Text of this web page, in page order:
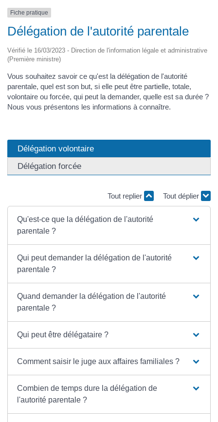
Fiche pratique
Délégation de l'autorité parentale
Vérifié le 16/03/2023 - Direction de l'information légale et administrative
(Première ministre)
Vous souhaitez savoir ce qu'est la délégation de l'autorité
parentale, quel est son but, si elle peut être partielle, totale,
volontaire ou forcée, qui peut la demander, quelle est sa durée ?
Nous vous présentons les informations à connaître.
Délégation volontaire
Délégation forcée
Tout replier Tout déplier
Qu'est-ce que la délégation de l'autorité
parentale ?
Qui peut demander la délégation de l'autorité
parentale ?
Quand demander la délégation de l'autorité
parentale ?
Qui peut être délégataire ?
Comment saisir le juge aux affaires familiales ?
Combien de temps dure la délégation de
l'autorité parentale ?